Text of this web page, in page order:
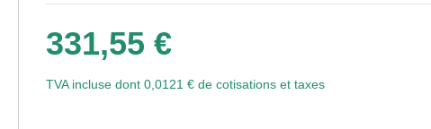
331,55 €
TVA incluse dont 0,0121 € de cotisations et taxes